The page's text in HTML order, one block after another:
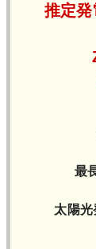
推定
最
太陽